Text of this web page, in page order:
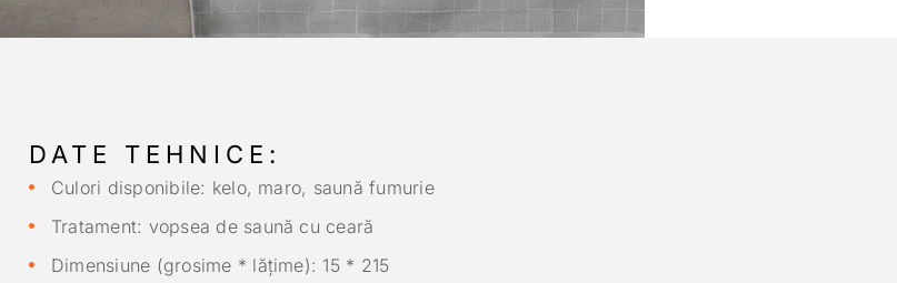
DATE TEHNICE:
Culori disponibile: kelo, maro, saună fumurie
Tratament: vopsea de saună cu ceară
Dimensiune (grosime * lățime): 15 * 215